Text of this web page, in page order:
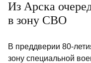
Из Арска
в зону СВО
В преддверии 80-
зону специальной